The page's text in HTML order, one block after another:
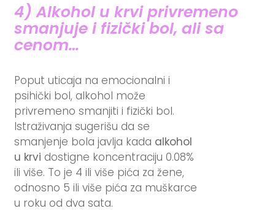
4) Alkohol u krvi privremeno
smanjuje i fizički bol, ali sa
cenom…
Poput uticaja na emocionalni i
psihički bol, alkohol može
privremeno smanjiti i fizički bol.
Istraživanja sugerišu da se
smanjenje bola javlja kada alkohol
u krvi dostigne koncentraciju 0.08%
ili više. To je 4 ili više pića za žene,
odnosno 5 ili više pića za muškarce
u roku od dva sata.